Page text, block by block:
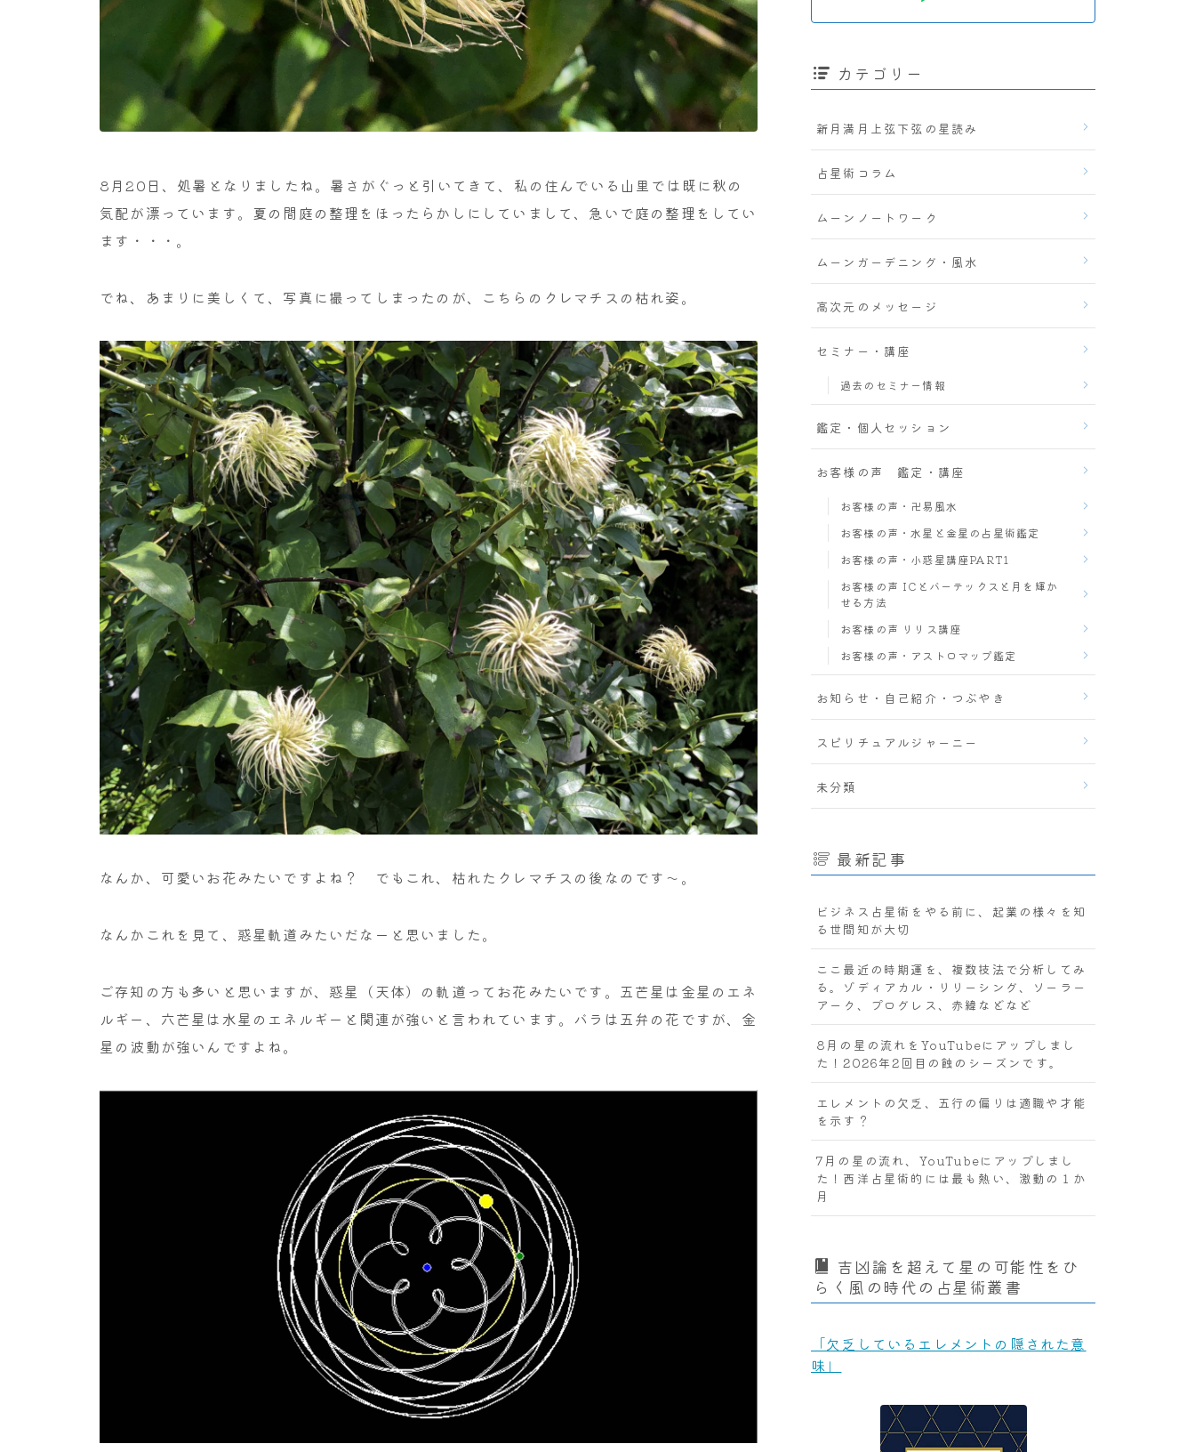
8月20日、処暑となりましたね。暑さがぐっと引いてきて、私の住んでいる山里では既に秋の
気配が漂っています。夏の間庭の整理をほったらかしにしていまして、急いで庭の整理をしてい
ます・・・。
でね、あまりに美しくて、写真に撮ってしまったのが、こちらのクレマチスの枯れ姿。
なんか、可愛いお花みたいですよね？ でもこれ、枯れたクレマチスの後なのです～。
なんかこれを見て、惑星軌道みたいだなーと思いました。
ご存知の方も多いと思いますが、惑星（天体）の軌道ってお花みたいです。五芒星は金星のエネ
ルギー、六芒星は水星のエネルギーと関連が強いと言われています。バラは五弁の花ですが、金
星の波動が強いんですよね。
カテゴリー
新月満月上弦下弦の星読み
占星術コラム
ムーンノートワーク
ムーンガーデニング・風水
高次元のメッセージ
セミナー・講座
過去のセミナー情報
鑑定・個人セッション
お客様の声 鑑定・講座
お客様の声・卍易風水
お客様の声・水星と金星の占星術鑑定
お客様の声・小惑星講座PART1
お客様の声 ICとバーテックスと月を輝か
せる方法
お客様の声 リリス講座
お客様の声・アストロマップ鑑定
お知らせ・自己紹介・つぶやき
スピリチュアルジャーニー
未分類
最新記事
ビジネス占星術をやる前に、起業の様々を知
る世間知が大切
ここ最近の時期運を、複数技法で分析してみ
る。ゾディアカル・リリーシング、ソーラー
アーク、プログレス、赤緯などなど
8月の星の流れをYouTubeにアップしまし
た！2026年2回目の蝕のシーズンです。
エレメントの欠乏、五行の偏りは適職や才能
を示す？
7月の星の流れ、YouTubeにアップしまし
た！西洋占星術的には最も熱い、激動の１か
月
吉凶論を超えて星の可能性をひ
らく風の時代の占星術叢書
「欠乏しているエレメントの隠された意
味」